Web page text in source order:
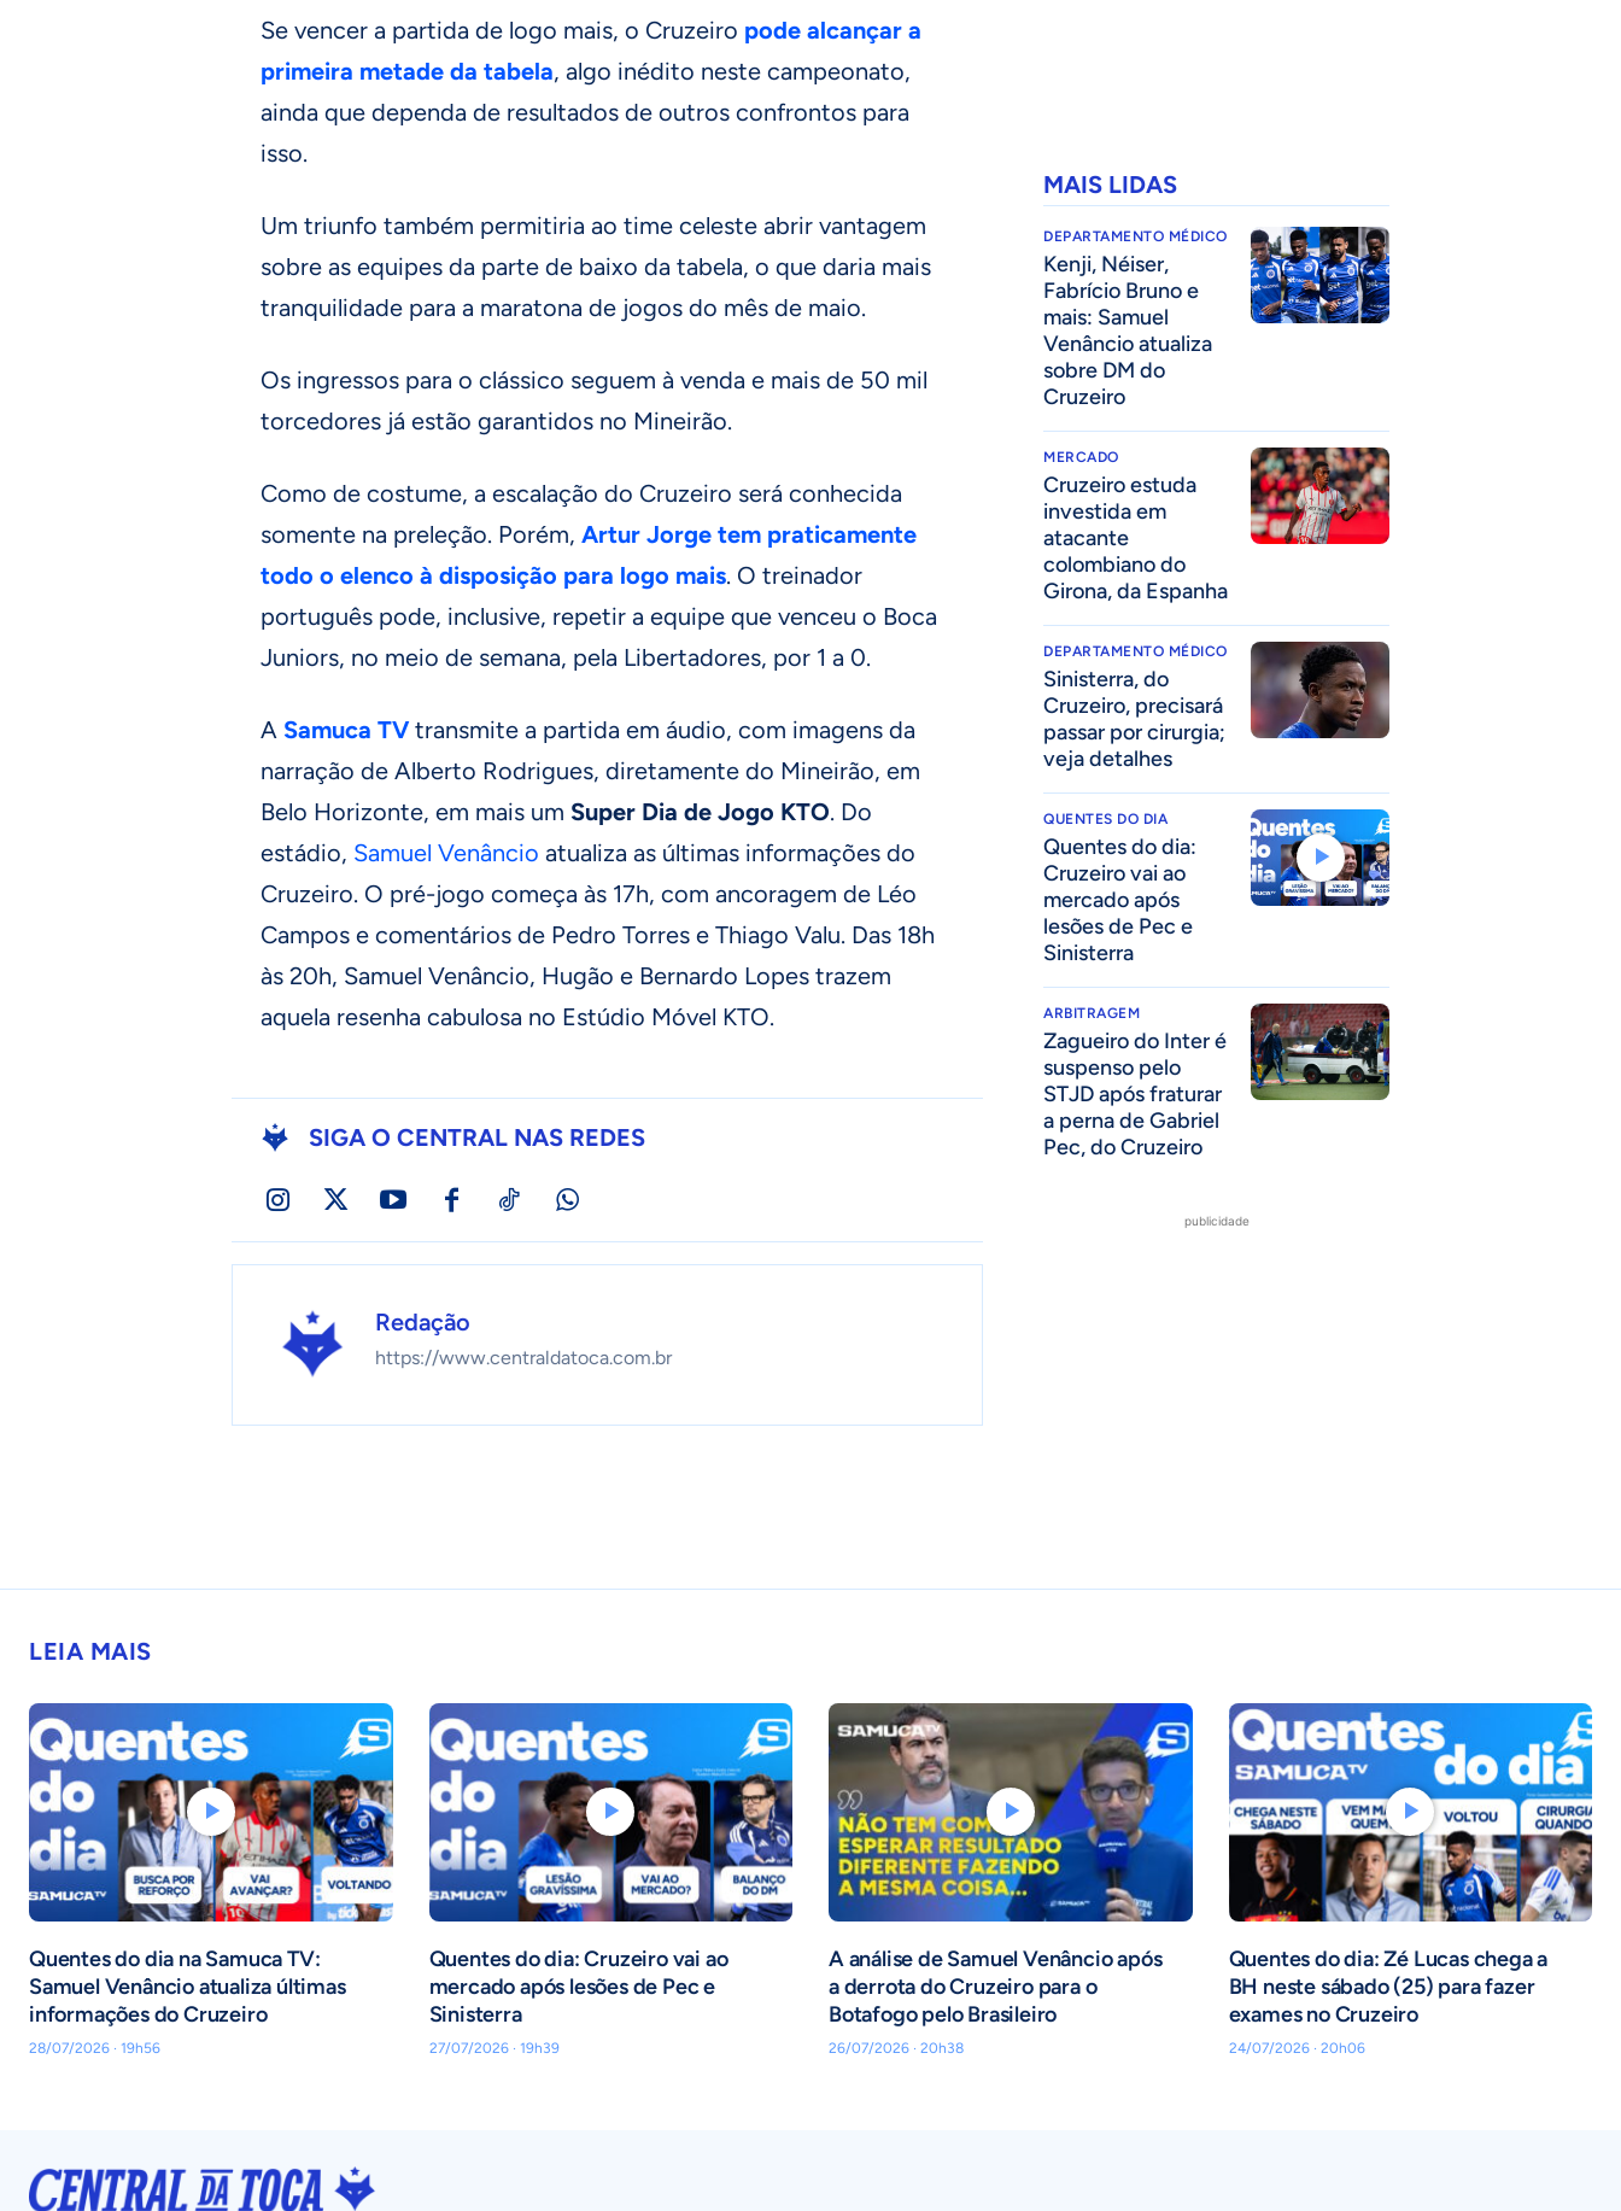
Se vencer a partida de logo mais, o Cruzeiro pode alcançar a
primeira metade da tabela, algo inédito neste campeonato,
ainda que dependa de resultados de outros confrontos para
isso.
Um triunfo também permitiria ao time celeste abrir vantagem
sobre as equipes da parte de baixo da tabela, o que daria mais
tranquilidade para a maratona de jogos do mês de maio.
Os ingressos para o clássico seguem à venda e mais de 50 mil
torcedores já estão garantidos no Mineirão.
Como de costume, a escalação do Cruzeiro será conhecida
somente na preleção. Porém, Artur Jorge tem praticamente
todo o elenco à disposição para logo mais. O treinador
português pode, inclusive, repetir a equipe que venceu o Boca
Juniors, no meio de semana, pela Libertadores, por 1 a 0.
A Samuca TVtransmite a partida em áudio, com imagens da
narração de Alberto Rodrigues, diretamente do Mineirão, em
Belo Horizonte, em mais um Super Dia de Jogo KTO. Do
estádio, Samuel Venâncio atualiza as últimas informações do
Cruzeiro. O pré-jogo começa às 17h, com ancoragem de Léo
Campos e comentários de Pedro Torres e Thiago Valu. Das 18h
às 20h, Samuel Venâncio, Hugão e Bernardo Lopes trazem
aquela resenha cabulosa no Estúdio Móvel KTO.
SIGA O CENTRAL NAS REDES
Redação
https://www.centraldatoca.com.br
MAIS LIDAS
DEPARTAMENTO MÉDICO
Kenji, Néiser,
Fabrício Bruno e
mais: Samuel
Venâncio atualiza
sobre DM do
Cruzeiro
MERCADO
Cruzeiro estuda
investida em
atacante
colombiano do
Girona, da Espanha
DEPARTAMENTO MÉDICO
Sinisterra, do
Cruzeiro, precisará
passar por cirurgia;
veja detalhes
QUENTES DO DIA
Quentes do dia:
Cruzeiro vai ao
mercado após
lesões de Pec e
Sinisterra
ARBITRAGEM
Zagueiro do Inter é
suspenso pelo
STJD após fraturar
a perna de Gabriel
Pec, do Cruzeiro
publicidade
LEIA MAIS
Quentes do dia na Samuca TV:
Samuel Venâncio atualiza últimas
informações do Cruzeiro
28/07/2026 · 19h56
Quentes do dia: Cruzeiro vai ao
mercado após lesões de Pec e
Sinisterra
27/07/2026 · 19h39
A análise de Samuel Venâncio após
a derrota do Cruzeiro para o
Botafogo pelo Brasileiro
26/07/2026 · 20h38
Quentes do dia: Zé Lucas chega a
BH neste sábado (25) para fazer
exames no Cruzeiro
24/07/2026 · 20h06